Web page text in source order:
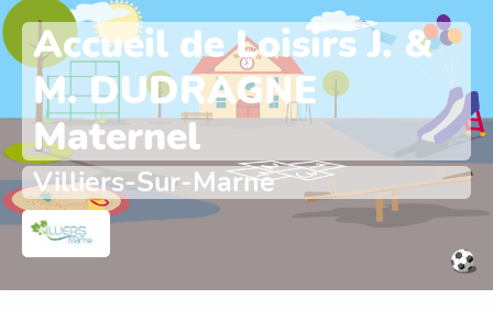
Accueil de Loisirs J. &
M. DUDRAGNE
Maternel
Villiers-Sur-Marne